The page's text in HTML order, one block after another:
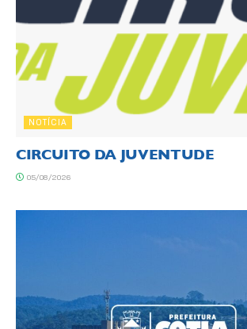
NOTÍCIA
CIRCUITO DA JUVENTUDE
05/08/2026